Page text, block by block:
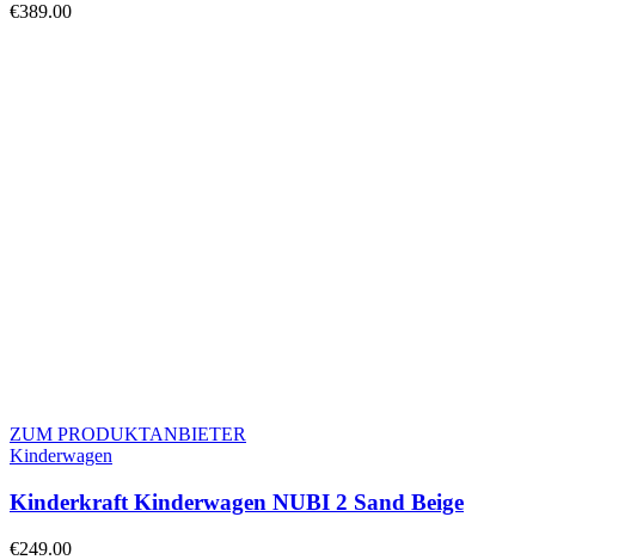
€389.00
ZUM PRODUKTANBIETER
Kinderwagen
Kinderkraft Kinderwagen NUBI 2 Sand Beige
€249.00